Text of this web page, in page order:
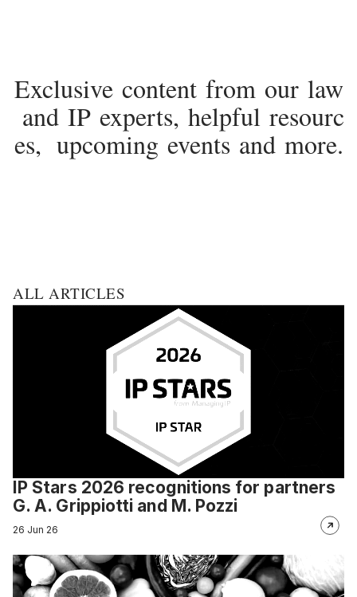
Exclusive content from our law
and IP experts, helpful resourc
es, upcoming events and more.
ALL ARTICLES
IP Stars 2026 recognitions for partners
G. A. Grippiotti and M. Pozzi
26 Jun 26